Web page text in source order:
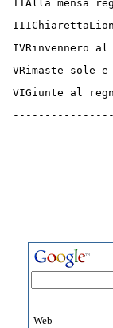
IIAlla mensa
IVRinvennero
VRimaste sole
VIGiunte al
Web